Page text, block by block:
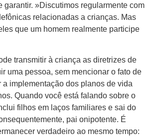
garantir. »Discutimos regularmente com
relacionadas a crianças. Mas
que um homem realmente participe
transmitir à criança as diretrizes de
uma pessoa, sem mencionar o fato de
implementação dos planos de vida
Quando você está falando sobre o
filhos em laços familiares e sai do
pai onipotente. É
verdadeiro ao mesmo tempo: